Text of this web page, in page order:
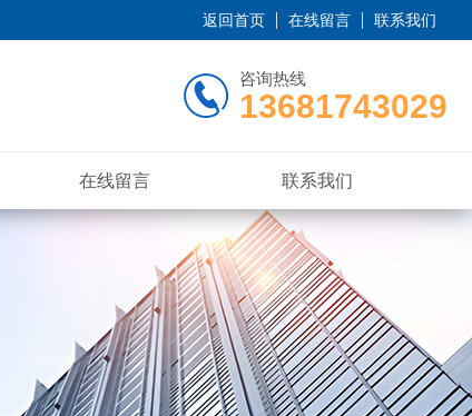
返回首页 在线留言 联系我们
咨询热线
13681743029
在线留言 联系我们